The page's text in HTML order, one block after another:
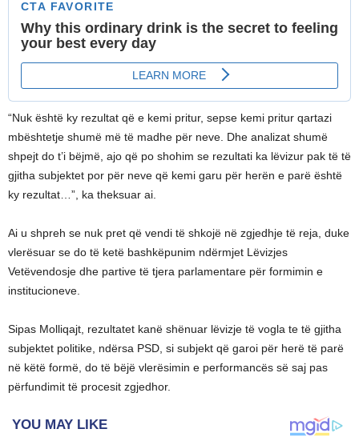
“Nuk është ky rezultat që e kemi pritur, sepse kemi pritur qartazi
mbështetje shumë më të madhe për neve. Dhe analizat shumë
shpejt do t’i bëjmë, ajo që po shohim se rezultati ka lëvizur pak të të
gjitha subjektet por për neve që kemi garu për herën e parë është
ky rezultat…”, ka theksuar ai.
Ai u shpreh se nuk pret që vendi të shkojë në zgjedhje të reja, duke
vlerësuar se do të ketë bashkëpunim ndërmjet Lëvizjes
Vetëvendosje dhe partive të tjera parlamentare për formimin e
institucioneve.
Sipas Molliqajt, rezultatet kanë shënuar lëvizje të vogla te të gjitha
subjektet politike, ndërsa PSD, si subjekt që garoi për herë të parë
në këtë formë, do të bëjë vlerësimin e performancës së saj pas
përfundimit të procesit zgjedhor.